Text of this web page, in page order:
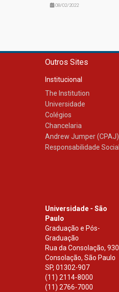
08/02/2022
Outros Sites
Institucional
The Institution
Universidade
Colégios
Chancelaria
Andrew Jumper (CPAJ)
Responsabilidade Social
Universidade - São
Paulo
Graduação e Pós-
Graduação
Rua da Consolação, 930
Consolação, São Paulo
SP, 01302-907
(11) 2114-8000
(11) 2766-7000